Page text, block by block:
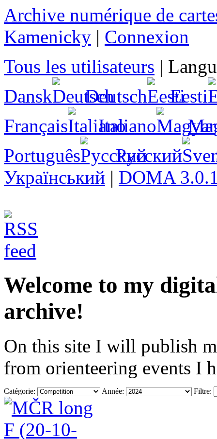
Archive numérique de
Kamenicky | Connexion
Tous les utilisateurs |
Dansk
Deutsch
Eesti
Français
Italiano
Português
Русский
Український | DOMA
Welcome to my
archive!
On this site I will publish
from orienteering events I
Catégorie: Année: Filtre: